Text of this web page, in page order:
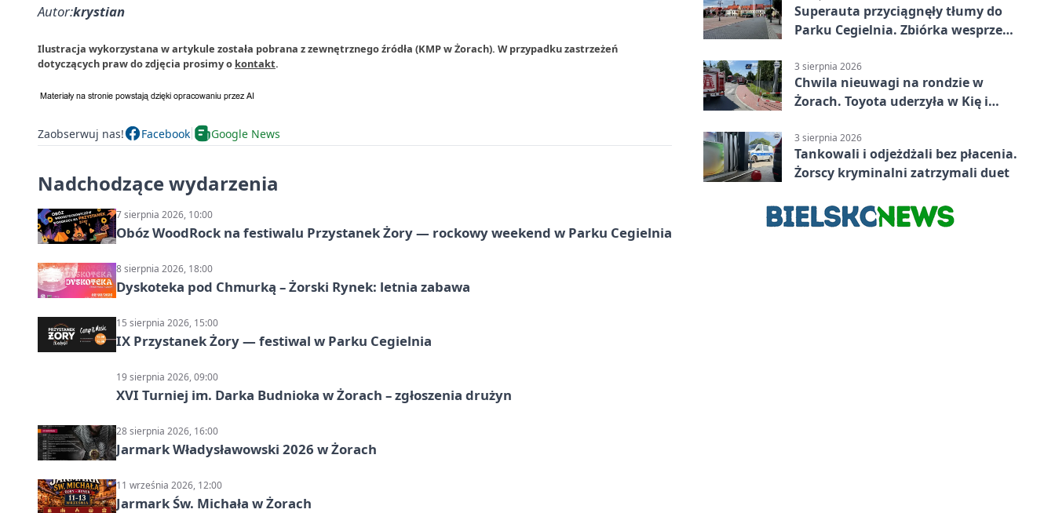
Autor:krystian
Ilustracja wykorzystana w artykule została pobrana z zewnętrznego źródła (KMP w Żorach). W przypadku zastrzeżeń
dotyczących praw do zdjęcia prosimy o kontakt.
Zaobserwuj nas! Facebook Google News
Nadchodzące wydarzenia
7 sierpnia 2026, 10:00
Obóz WoodRock na festiwalu Przystanek Żory — rockowy weekend w Parku Cegielnia
8 sierpnia 2026, 18:00
Dyskoteka pod Chmurką – Żorski Rynek: letnia zabawa
15 sierpnia 2026, 15:00
IX Przystanek Żory — festiwal w Parku Cegielnia
19 sierpnia 2026, 09:00
XVI Turniej im. Darka Budnioka w Żorach – zgłoszenia drużyn
28 sierpnia 2026, 16:00
Jarmark Władysławowski 2026 w Żorach
11 września 2026, 12:00
Jarmark Św. Michała w Żorach
Superauta przyciągnęły tłumy do
Parku Cegielnia. Zbiórka wesprze
3 sierpnia 2026
Chwila nieuwagi na rondzie w
Żorach. Toyota uderzyła w Kię i
3 sierpnia 2026
Tankowali i odjeżdżali bez płacenia.
Żorscy kryminalni zatrzymali duet